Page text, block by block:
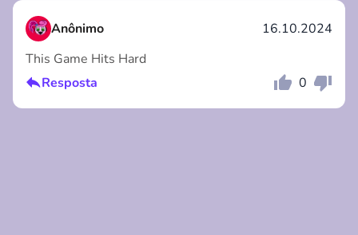
Cancelar Comentário
Anônimo
16.10.2024
This Game Hits Hard
Resposta
0